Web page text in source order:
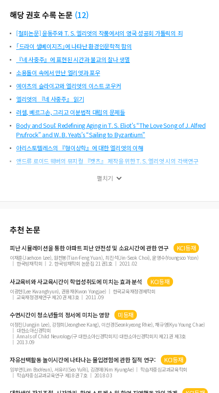
해당 권호 수록 논문 (12)
[철회논문] 윤동주와 T. S. 엘리엇의 작품에서의 영국 성공회 가톨릭의 죄
｢드라이 샐베이지즈｣에 나타난 환경인문학적 함의
『네 사중주』에 표현된 시간과 불교의 찰나 생멸
소용돌이 속에서 만난 엘리엇과 포우
예이츠의 슬라이고와 엘리엇의 이스트 코우커
엘리엇의 『네 사중주』 읽기
러셀, 베르그손, 그리고 이분법적 대립의 문제들
Body and Soul: Redefining Aging in T. S. Eliot’s “The Love Song of J. Alfred
Prufrock” and W. B. Yeats’s “Sailing to Byzantium”
아리스토텔레스의 『형이상학』에 대한 엘리엇의 이해
앤드류 로이드 웨버의 뮤지컬 『캣츠』 제작을 위한 T. S. 엘리엇 시의 각색연구
Eliot’s Thoughts on the Possibility of a Poetic Drama in ‘The Possibility of a
펼치기
추천 논문
피난 시뮬레이션을 통한 아파트 피난 안전성 및 소요시간에 관한 연구 KCI등재
이재훈(Jaehoon Lee), 원천봉(Tian-Feng Yuan), 최진석(Jin-Seok Choi), 윤영수(Youngsoo Yoon)
한국방재학회
2. 한국방재학회 논문집 21권1호 2021.02
사교육비와 사교육시간이 학업성취도에 미치는 효과 분석 KCI등재
이광현(Lee Kwanghyun), 권용재(Kwon Yongjae)
한국교육재정경제학회
교육재정경제연구 제20권 제3호
2011.09
수면시간이 청소년들의 정서에 미치는 영향 미등재
이정진(Jungjin Lee), 강정희(Jeonghee Kang), 이선경(Seonkyeong Rhie), 채규영(Kyu Young Chae)
대한소아신경학회
Annals of Child Neurology(구 대한소아신경학회지) 대한소아신경학회지 제21권 제3호
2013.09
자유선택활동 놀이시간에 나타나는 몰입경험에 관한 질적 연구: KCI등재
임부연(Lim BooYeun), 서유리(Seo YuRi), 김경애(Kim KyungAe)
학습자중심교과교육학회
학습자중심교과교육연구 제18권 7호
2018.03